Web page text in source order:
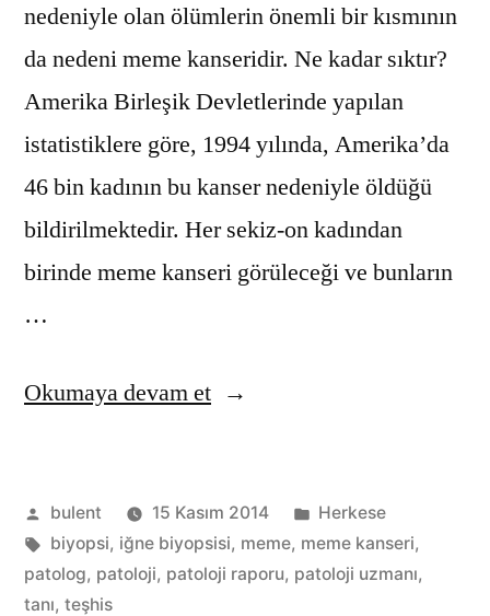
nedeniyle olan ölümlerin önemli bir kısmının
da nedeni meme kanseridir. Ne kadar sıktır?
Amerika Birleşik Devletlerinde yapılan
istatistiklere göre, 1994 yılında, Amerika’da
46 bin kadının bu kanser nedeniyle öldüğü
bildirilmektedir. Her sekiz-on kadından
birinde meme kanseri görüleceği ve bunların
…
Okumaya devam et“Meme
sorular,
yanıtlar.”
Gönderen:
bulent 15 Kasım 2014 Kategori:
Herkese
Etiketler:
biyopsi, iğne biyopsisi, meme, meme kanseri,
patolog, patoloji, patoloji raporu, patoloji uzmanı,
tanı, teşhis